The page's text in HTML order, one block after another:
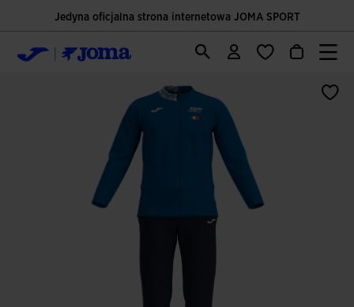
Jedyna oficjalna strona internetowa JOMA SPORT